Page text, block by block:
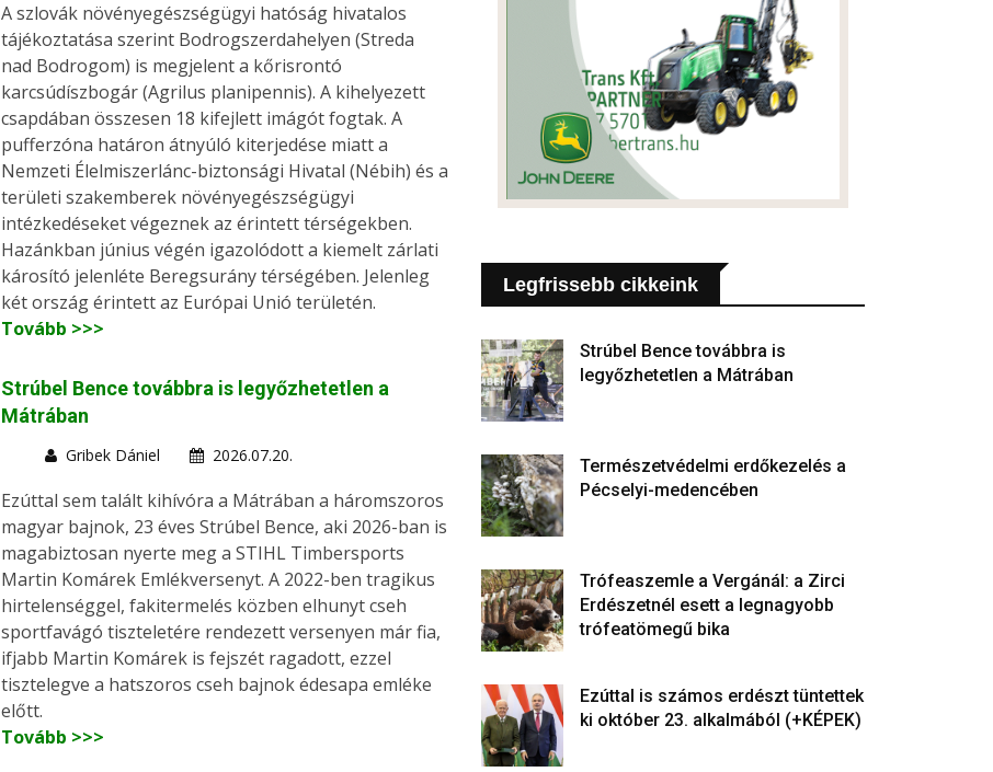
A szlovák növényegészségügyi hatóság hivatalos
tájékoztatása szerint Bodrogszerdahelyen (Streda
nad Bodrogom) is megjelent a kőrisrontó
karcsúdíszbogár (Agrilus planipennis). A kihelyezett
csapdában összesen 18 kifejlett imágót fogtak. A
pufferzóna határon átnyúló kiterjedése miatt a
Nemzeti Élelmiszerlánc-biztonsági Hivatal (Nébih) és a
területi szakemberek növényegészségügyi
intézkedéseket végeznek az érintett térségekben.
Hazánkban június végén igazolódott a kiemelt zárlati
károsító jelenléte Beregsurány térségében. Jelenleg
két ország érintett az Európai Unió területén.
Tovább >>>
Strúbel Bence továbbra is legyőzhetetlen a
Mátrában
Gribek Dániel 2026.07.20.
Ezúttal sem talált kihívóra a Mátrában a háromszoros
magyar bajnok, 23 éves Strúbel Bence, aki 2026-ban is
magabiztosan nyerte meg a STIHL Timbersports
Martin Komárek Emlékversenyt. A 2022-ben tragikus
hirtelenséggel, fakitermelés közben elhunyt cseh
sportfavágó tiszteletére rendezett versenyen már fia,
ifjabb Martin Komárek is fejszét ragadott, ezzel
tisztelegve a hatszoros cseh bajnok édesapa emléke
előtt.
Tovább >>>
Legfrissebb cikkeink
Strúbel Bence továbbra is
legyőzhetetlen a Mátrában
Természetvédelmi erdőkezelés a
Pécselyi-medencében
Trófeaszemle a Vergánál: a Zirci
Erdészetnél esett a legnagyobb
trófeatömegű bika
Ezúttal is számos erdészt tüntettek
ki október 23. alkalmából (+KÉPEK)